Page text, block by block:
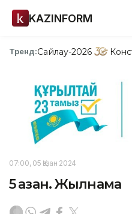
KAZINFORM
Тренд:Сайлау-2026
07:00, 05 Қазан 2024
5 қазан. Жылнама